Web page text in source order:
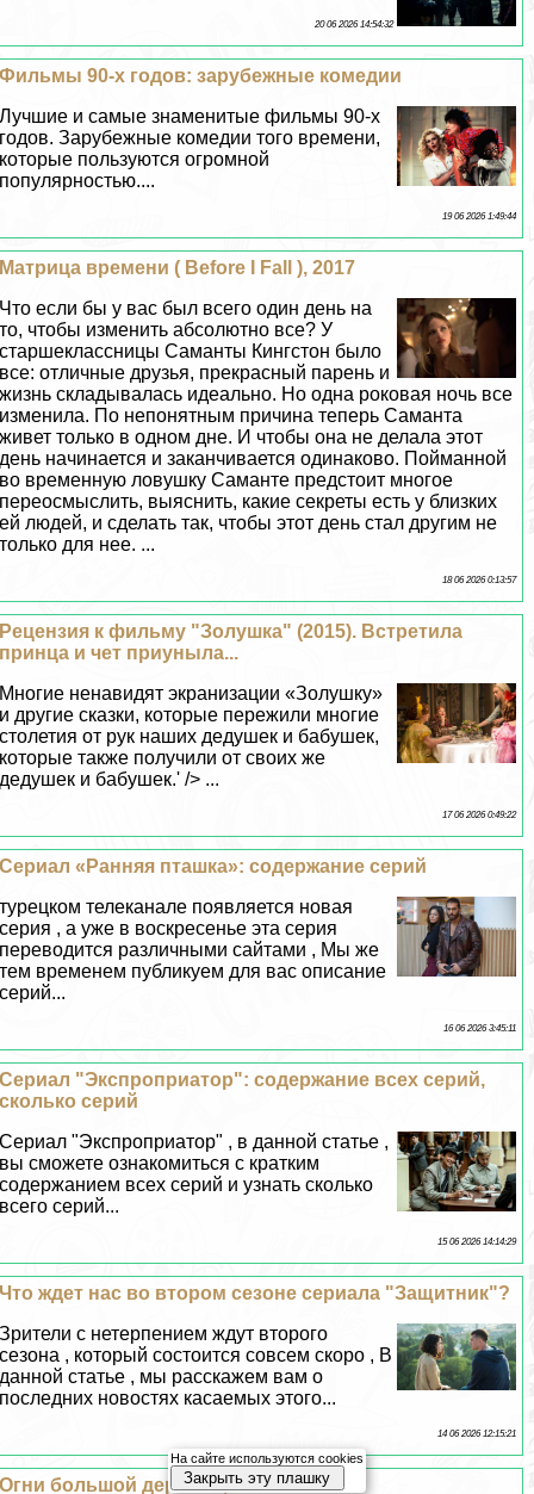
20 06 2026 14:54:32
Фильмы 90-х годов: зарубежные комедии
Лучшие и самые знаменитые фильмы 90-х
годов. Зарубежные комедии того времени,
которые пользуются огромной
популярностью....
19 06 2026 1:49:44
Матрица времени ( Before I Fall ), 2017
Что если бы у вас был всего один день на
то, чтобы изменить абсолютно все? У
старшеклассницы Саманты Кингстон было
все: отличные друзья, прекрасный парень и
жизнь складывалась идеально. Но одна роковая ночь все
изменила. По непонятным причина теперь Саманта
живет только в одном дне. И чтобы она не делала этот
день начинается и заканчивается одинаково. Пойманной
во временную ловушку Саманте предстоит многое
переосмыслить, выяснить, какие секреты есть у близких
ей людей, и сделать так, чтобы этот день стал другим не
только для нее. ...
18 06 2026 0:13:57
Рецензия к фильму "Золушка" (2015). Встретила
принца и чет приуныла...
Многие ненавидят экранизации «Золушку»
и другие сказки, которые пережили многие
столетия от рук наших дедушек и бабушек,
которые также получили от своих же
дедушек и бабушек.' /> ...
17 06 2026 0:49:22
Сериал «Ранняя пташка»: содержание серий
турецком телеканале появляется новая
серия , а уже в воскресенье эта серия
переводится различными сайтами , Мы же
тем временем публикуем для вас описание
серий...
16 06 2026 3:45:11
Сериал "Экспроприатор": содержание всех серий,
сколько серий
Сериал "Экспроприатор" , в данной статье ,
вы сможете ознакомиться с кратким
содержанием всех серий и узнать сколько
всего серий...
15 06 2026 14:14:29
Что ждет нас во втором сезоне сериала "Защитник"?
Зрители с нетерпением ждут второго
сезона , который состоится совсем скоро , В
данной статье , мы расскажем вам о
последних новостях касаемых этого...
14 06 2026 12:15:21
Огни большой деревни, 2016
На сайте используются cookies
Закрыть эту плашку